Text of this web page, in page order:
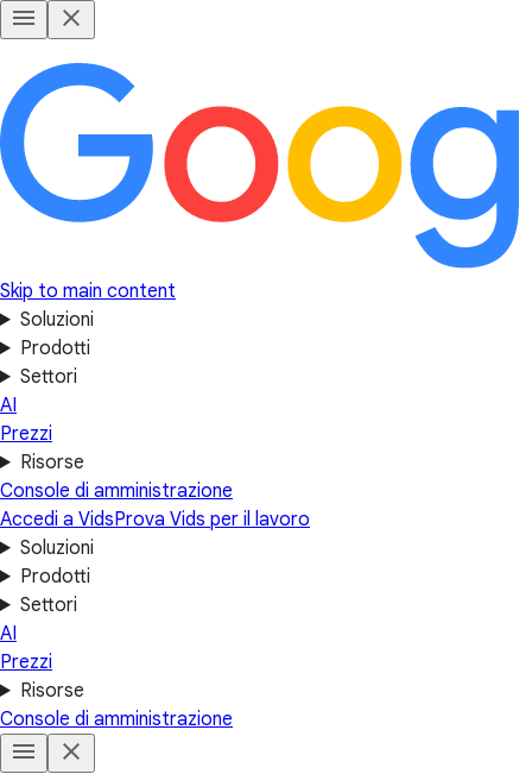
Skip to main content
Soluzioni
Prodotti
Settori
AI
Prezzi
Risorse
Console di amministrazione
Accedi a VidsProva Vids per il lavoro
Soluzioni
Prodotti
Settori
AI
Prezzi
Risorse
Console di amministrazione